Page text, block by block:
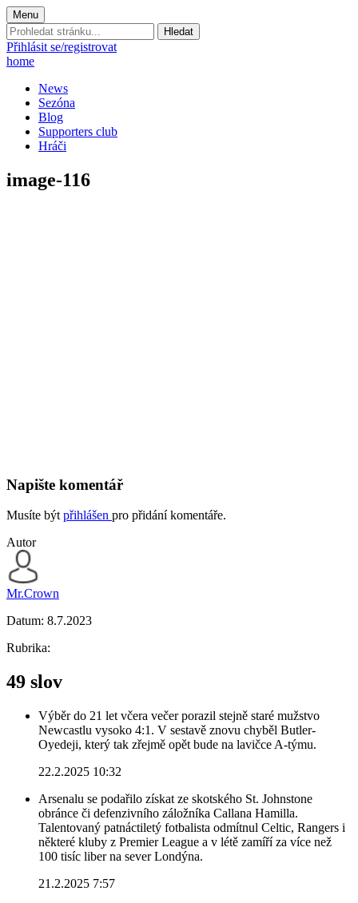
Menu
Prohledat
stránku:
Přihlásit se/registrovat
home
News
Sezóna
Blog
Supporters club
Hráči
image-116
Napište komentář
Musíte být přihlášen pro přidání komentáře.
Autor
Mr.Crown
Datum: 8.7.2023
Rubrika:
49 slov
Výběr do 21 let včera večer porazil stejně staré mužstvo
Newcastlu vysoko 4:1. V sestavě znovu chyběl Butler-
Oyedeji, který tak zřejmě opět bude na lavičce A-týmu.
22.2.2025 10:32
Arsenalu se podařilo získat ze skotského St. Johnstone
obránce či defenzivního záložníka Callana Hamilla.
Talentovaný patnáctiletý fotbalista odmítnul Celtic, Rangers i
některé kluby z Premier League a v létě zamíří za více než
100 tisíc liber na sever Londýna.
21.2.2025 7:57